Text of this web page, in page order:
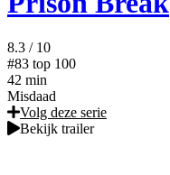
8.3 / 10
#83 top 100
42 min
Misdaad
Volg deze serie
Bekijk trailer